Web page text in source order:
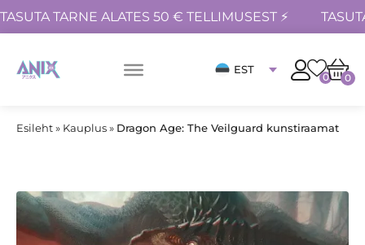
TASUTA TARNE ALATES 50 € TELLIMUSEST ⚡
EST
0 0
Esileht» Kauplus» Dragon Age: The Veilguard kunstiraamat